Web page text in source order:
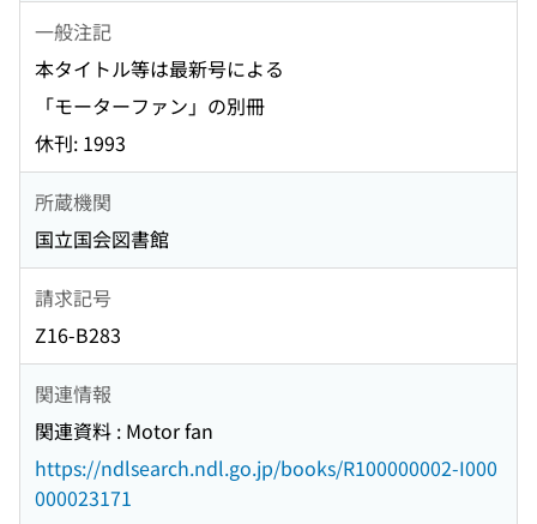
一般注記
本タイトル等は最新号による
「モーターファン」の別冊
休刊: 1993
所蔵機関
国立国会図書館
請求記号
Z16-B283
関連情報
関連資料 : Motor fan
https://ndlsearch.ndl.go.jp/books/R100000002-I000
000023171